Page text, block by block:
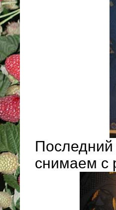
снимаем с